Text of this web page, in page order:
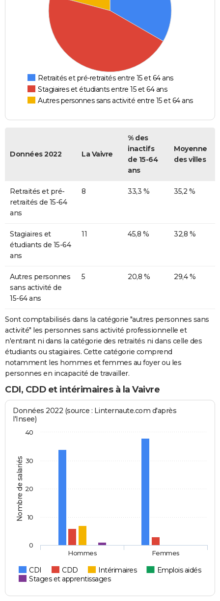
Retraités et pré-retraités entre 15 et 64 ans
Stagiaires et étudiants entre 15 et 64 ans
Autres personnes sans activité entre 15 et 64 ans
Données 2022 La Vaivre
% des
inactifs
de 15-64
ans
Moyenne
des villes
Retraités et pré-
retraités de 15-64
ans
8 33,3 % 35,2 %
Stagiaires et
étudiants de 15-64
ans
11 45,8 % 32,8 %
Autres personnes
sans activité de
15-64 ans
5 20,8 % 29,4 %
Sont comptabilisés dans la catégorie "autres personnes sans
activité" les personnes sans activité professionnelle et
n'entrant ni dans la catégorie des retraités ni dans celle des
étudiants ou stagiaires. Cette catégorie comprend
notamment les hommes et femmes au foyer ou les
personnes en incapacité de travailler.
CDI, CDD et intérimaires à la Vaivre
Nombre de salariés
Données 2022 (source : Linternaute.com d'après
l'Insee)
CDI CDD Intérimaires
Emplois aidés
Stages et apprentissages
Hommes Femmes
0
10
20
30
40